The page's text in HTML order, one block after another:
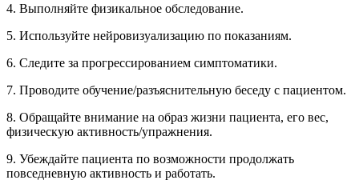
4. Выполняйте физикальное обследование.
5. Используйте нейровизуализацию по показаниям.
6. Следите за прогрессированием симптоматики.
7. Проводите обучение/разъяснительную беседу с пациентом.
8. Обращайте внимание на образ жизни пациента, его вес,
физическую активность/упражнения.
9. Убеждайте пациента по возможности продолжать
повседневную активность и работать.